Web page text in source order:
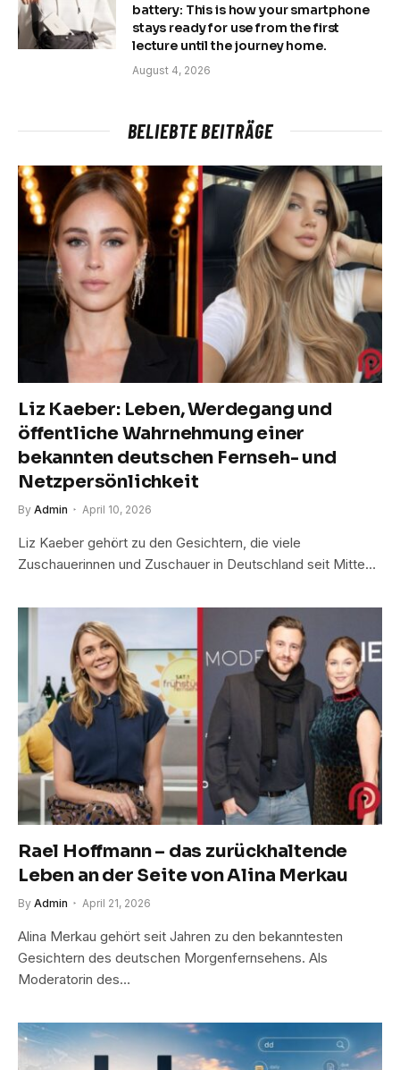
battery: This is how your smartphone
stays ready for use from the first
lecture until the journey home.
August 4, 2026
BELIEBTE BEITRÄGE
Liz Kaeber: Leben, Werdegang und
öffentliche Wahrnehmung einer
bekannten deutschen Fernseh- und
Netzpersönlichkeit
By Admin April 10, 2026
Liz Kaeber gehört zu den Gesichtern, die viele
Zuschauerinnen und Zuschauer in Deutschland seit Mitte…
Rael Hoffmann – das zurückhaltende
Leben an der Seite von Alina Merkau
By Admin April 21, 2026
Alina Merkau gehört seit Jahren zu den bekanntesten
Gesichtern des deutschen Morgenfernsehens. Als
Moderatorin des…